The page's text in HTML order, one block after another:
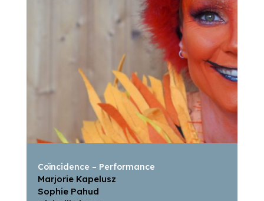
Coïncidence – Performance
Marjorie Kapelusz
Sophie Pahud